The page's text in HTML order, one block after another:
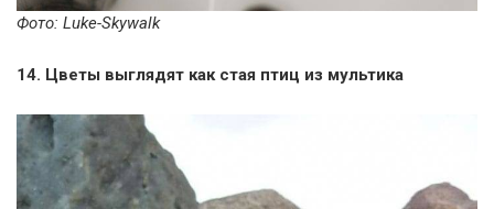
Фото: Luke-Skywalk
14. Цветы выглядят как стая птиц из мультика